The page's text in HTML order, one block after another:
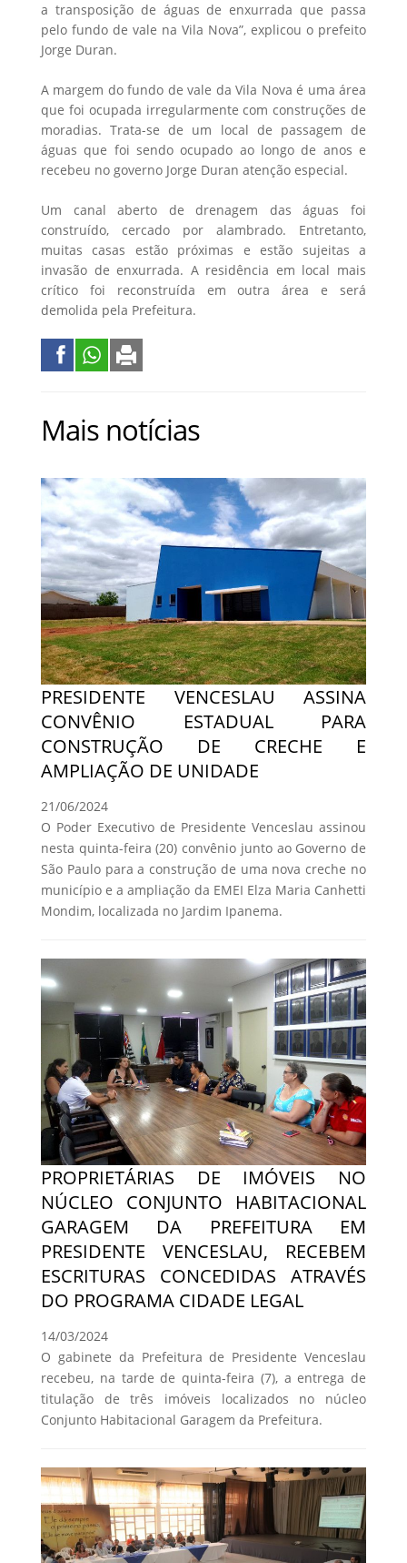
a transposição de águas de enxurrada que passa
pelo fundo de vale na Vila Nova”, explicou o prefeito
Jorge Duran.
A margem do fundo de vale da Vila Nova é uma área
que foi ocupada irregularmente com construções de
moradias. Trata-se de um local de passagem de
águas que foi sendo ocupado ao longo de anos e
recebeu no governo Jorge Duran atenção especial.
Um canal aberto de drenagem das águas foi
construído, cercado por alambrado. Entretanto,
muitas casas estão próximas e estão sujeitas a
invasão de enxurrada. A residência em local mais
crítico foi reconstruída em outra área e será
demolida pela Prefeitura.
Mais notícias
PRESIDENTE VENCESLAU ASSINA
CONVÊNIO ESTADUAL PARA
CONSTRUÇÃO DE CRECHE E
AMPLIAÇÃO DE UNIDADE
21/06/2024
O Poder Executivo de Presidente Venceslau assinou
nesta quinta-feira (20) convênio junto ao Governo de
São Paulo para a construção de uma nova creche no
município e a ampliação da EMEI Elza Maria Canhetti
Mondim, localizada no Jardim Ipanema.
PROPRIETÁRIAS DE IMÓVEIS NO
NÚCLEO CONJUNTO HABITACIONAL
GARAGEM DA PREFEITURA EM
PRESIDENTE VENCESLAU, RECEBEM
ESCRITURAS CONCEDIDAS ATRAVÉS
DO PROGRAMA CIDADE LEGAL
14/03/2024
O gabinete da Prefeitura de Presidente Venceslau
recebeu, na tarde de quinta-feira (7), a entrega de
titulação de três imóveis localizados no núcleo
Conjunto Habitacional Garagem da Prefeitura.